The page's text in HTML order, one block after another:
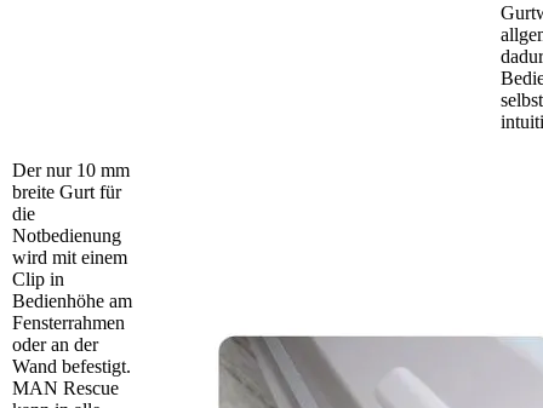
Der nur 10 mm
breite Gurt für
die
Notbedienung
wird mit einem
Clip in
Bedienhöhe am
Fensterrahmen
oder an der
Wand befestigt.
MAN Rescue